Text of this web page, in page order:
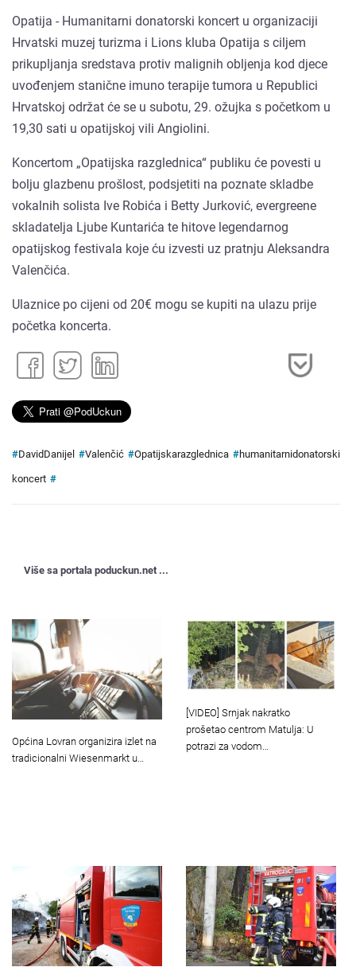
Opatija - Humanitarni donatorski koncert u organizaciji
Hrvatski muzej turizma i Lions kluba Opatija s ciljem
prikupljanja sredstava protiv malignih obljenja kod djece
uvođenjem stanične imuno terapije tumora u Republici
Hrvatskoj održat će se u subotu, 29. ožujka s početkom u
19,30 sati u opatijskoj vili Angiolini.
Koncertom „Opatijska razglednica“ publiku će povesti u
bolju glazbenu prošlost, podsjetiti na poznate skladbe
vokalnih solista Ive Robića i Betty Jurković, evergreene
skladatelja Ljube Kuntarića te hitove legendarnog
opatijskog festivala koje ću izvesti uz pratnju Aleksandra
Valenčića.
Ulaznice po cijeni od 20€ mogu se kupiti na ulazu prije
početka koncerta.
#DavidDanijel #Valenčić #Opatijskarazglednica #humanitarnidonatorski
koncert #
Više sa portala poduckun.net ...
Općina Lovran organizira izlet na
tradicionalni Wiesenmarkt u…
[VIDEO] Srnjak nakratko
prošetao centrom Matulja: U
potrazi za vodom…